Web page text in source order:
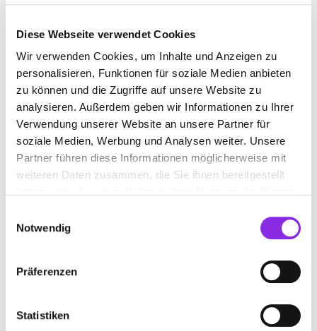
Diese Webseite verwendet Cookies
Wir verwenden Cookies, um Inhalte und Anzeigen zu
personalisieren, Funktionen für soziale Medien anbieten
zu können und die Zugriffe auf unsere Website zu
analysieren. Außerdem geben wir Informationen zu Ihrer
Verwendung unserer Website an unsere Partner für
soziale Medien, Werbung und Analysen weiter. Unsere
Partner führen diese Informationen möglicherweise mit
weiteren Daten zusammen, die Sie ihnen bereitgestellt
Notwendig
Präferenzen
Statistiken
Platz ist nicht gestattet, also plant eure Übernachtung
Ort:Festival-Gelände Stockenweiler, Hergensweiler
10. Oldtimertreffen in
Röthenbach 2026
Eine beeindruckende
Kulinarik, Musik und Kinderprogramm erwartet euch im
Sommer in Röthenbach. Bestaunt glänzendes Blech und
genießt die entspannte Atmosphäre am Freizeitzentrum. Ein
Ort:Am Freizeitzentrum Rentershofen, Röthenbach
Historischer Salzzug Simmerberg
von
Immenstadt nach Simmerberg führt euch auf die Spuren